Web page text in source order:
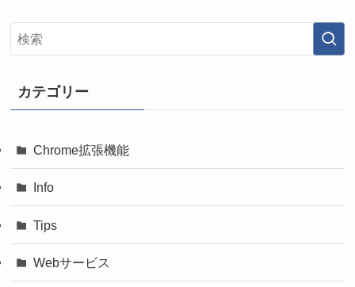
カテゴリー
Chrome拡張機能
Info
Tips
Webサービス